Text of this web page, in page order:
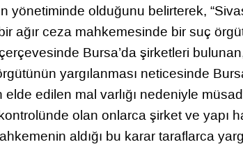
yönetiminde olduğunu belirterek,
ağır ceza mahkemesinde bir suç
Bursa’da şirketleri
yargılanması neticesinde
edilen mal varlığı nedeniyle
olan onlarca şirket ve yapı
aldığı bu karar taraflarca